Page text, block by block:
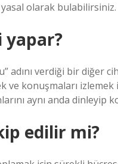
olarak bulabilirsiniz.
yapar?
adını verdiği bir diğer
ve konuşmaları
aynı anda dinleyip
edilir mi?